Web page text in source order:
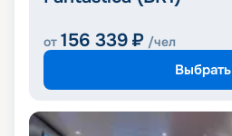
от 156 339 ₽ /чел
Выбрать